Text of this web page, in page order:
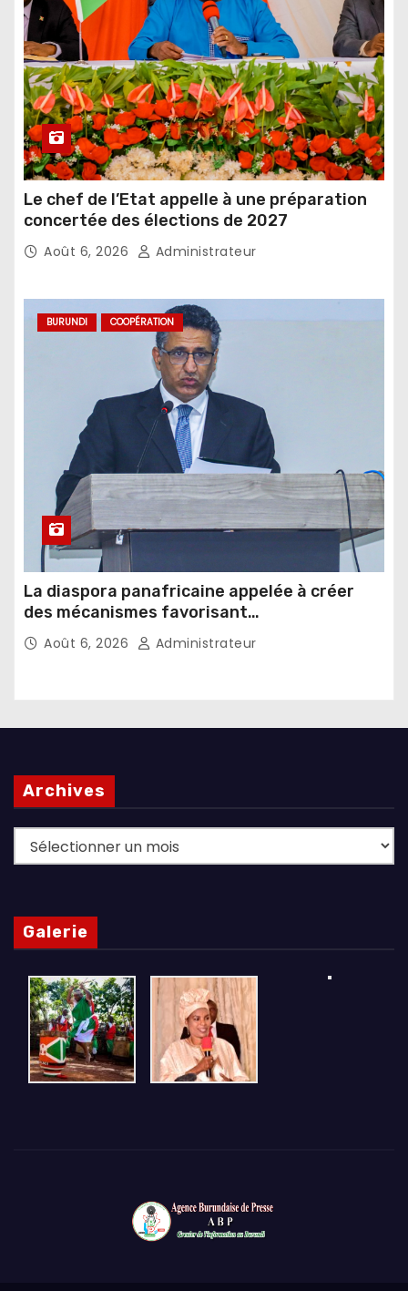
Le chef de l’Etat appelle à une préparation
concertée des élections de 2027
Août 6, 2026 Administrateur
BURUNDI COOPÉRATION
La diaspora panafricaine appelée à créer
des mécanismes favorisant
l’investissement dans les pays d’origine
Août 6, 2026 Administrateur
Archives
Archives
Galerie